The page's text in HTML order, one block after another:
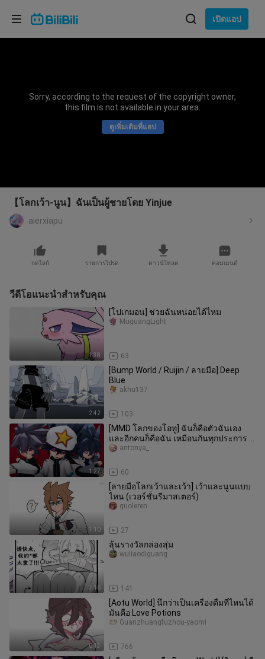
เปิดแอป
Sorry, according to the request of the copyright owner,
this film is not available in your area.
ดูเพิ่มเติมที่แอป
【โลกเว้า-นูน】ฉันเป็นผู้ชายโดย Yinjue
aierxiapu
กดไลก์ รายการโปรด ดาวน์โหลด คอมเมนต์
วีดีโอแนะนำสำหรับคุณ
1:38
[โปเกมอน] ช่วยฉันหน่อยได้ไหม
63
MuguangLight
2:42
[Bump World / Ruijin / ลายมือ] Deep
Blue
103
akhu137
1:27
[MMD โลกของโอทู] ฉันก็คือตัวฉันเอง
และอีกคนก็คือฉัน เหมือนกันทุกประการ //
MOBIUS∞CRISIS [Lei Shi]
60
antonya_
1:10
[ลายมือโลกเว้าและเว้า] เว้าและนูนแบบ
ไหน (เวอร์ชั่นรีมาสเตอร์)
27
guoleren
3:16
ลุ้นรางวัลกล่องสุ่ม
141
wuliaodiguang
0:13
[Aotu World] นึกว่าเป็นเครื่องดื่มที่ไหนได้
มันคือ Love Potions
766
Guanzhuangfuzhou-yaomi
เลือกภาษา